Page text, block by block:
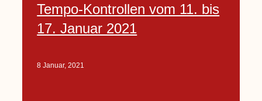
Tempo-Kontrollen vom 11. bis
17. Januar 2021
8 Januar, 2021